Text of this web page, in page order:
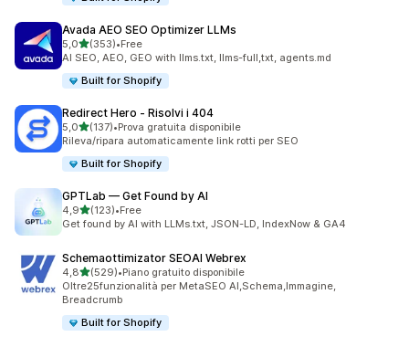
Avada AEO SEO Optimizer LLMs
5,0stelle su 5
(353)
353 recensioni totali
•Free
AI SEO, AEO, GEO with llms.txt, llms-full,txt, agents.md
Built for Shopify
Redirect Hero ‑ Risolvi i 404
5,0stelle su 5
(137)
137 recensioni totali
•Prova gratuita disponibile
Rileva/ripara automaticamente link rotti per SEO
Built for Shopify
GPTLab — Get Found by AI
4,9stelle su 5
(123)
123 recensioni totali
•Free
Get found by AI with LLMs.txt, JSON-LD, IndexNow & GA4
Schemaottimizator SEOAI Webrex
4,8stelle su 5
(529)
529 recensioni totali
•Piano gratuito disponibile
Oltre25funzionalità per MetaSEO AI,Schema,Immagine,
Breadcrumb
Built for Shopify